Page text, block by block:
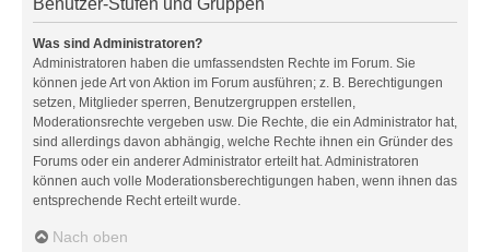
Was sind Administratoren?
Administratoren haben die umfassendsten Rechte im Forum. Sie
können jede Art von Aktion im Forum ausführen; z. B. Berechtigungen
setzen, Mitglieder sperren, Benutzergruppen erstellen,
Moderationsrechte vergeben usw. Die Rechte, die ein Administrator hat,
sind allerdings davon abhängig, welche Rechte ihnen ein Gründer des
Forums oder ein anderer Administrator erteilt hat. Administratoren
können auch volle Moderationsberechtigungen haben, wenn ihnen das
entsprechende Recht erteilt wurde.
Nach oben